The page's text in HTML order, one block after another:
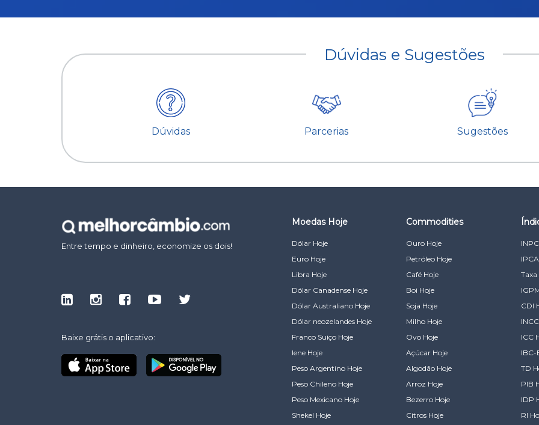
Dúvidas e Sugestões
Dúvidas Parcerias Sugestões
Entre tempo e dinheiro, economize os dois!
Baixe grátis o aplicativo:
Moedas Hoje
Dólar Hoje
Euro Hoje
Libra Hoje
Dólar Canadense Hoje
Dólar Australiano Hoje
Dólar neozelandes Hoje
Franco Suiço Hoje
Iene Hoje
Peso Argentino Hoje
Peso Chileno Hoje
Peso Mexicano Hoje
Shekel Hoje
Commodities
Ouro Hoje
Petróleo Hoje
Café Hoje
Boi Hoje
Soja Hoje
Milho Hoje
Ovo Hoje
Açúcar Hoje
Algodão Hoje
Arroz Hoje
Bezerro Hoje
Citros Hoje
Taxa
CDI
ICC
IBC-
TD
PIB
IDP
RI